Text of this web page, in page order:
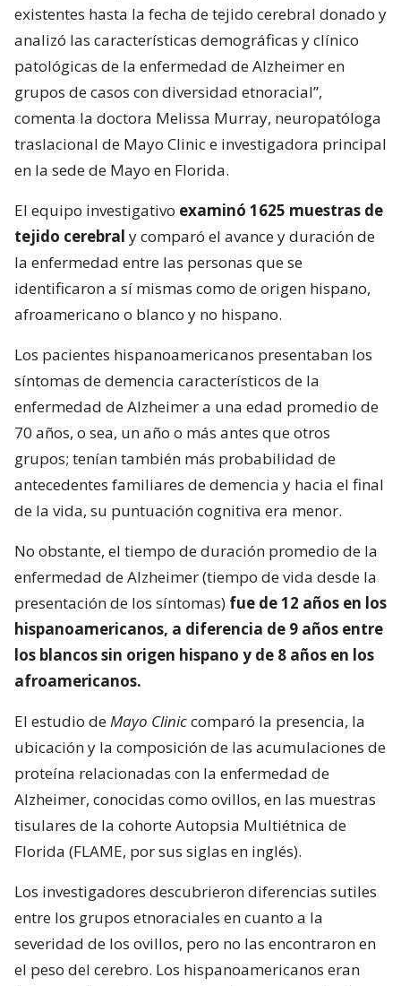
existentes hasta la fecha de tejido cerebral donado y
analizó las características demográficas y clínico
patológicas de la enfermedad de Alzheimer en
grupos de casos con diversidad etnoracial”,
comenta la doctora Melissa Murray, neuropatóloga
traslacional de Mayo Clinic e investigadora principal
en la sede de Mayo en Florida.
El equipo investigativo examinó 1625 muestras de
tejido cerebral y comparó el avance y duración de
la enfermedad entre las personas que se
identificaron a sí mismas como de origen hispano,
afroamericano o blanco y no hispano.
Los pacientes hispanoamericanos presentaban los
síntomas de demencia característicos de la
enfermedad de Alzheimer a una edad promedio de
70 años, o sea, un año o más antes que otros
grupos; tenían también más probabilidad de
antecedentes familiares de demencia y hacia el final
de la vida, su puntuación cognitiva era menor.
No obstante, el tiempo de duración promedio de la
enfermedad de Alzheimer (tiempo de vida desde la
presentación de los síntomas) fue de 12 años en los
hispanoamericanos, a diferencia de 9 años entre
los blancos sin origen hispano y de 8 años en los
afroamericanos.
El estudio deMayo Cliniccomparó la presencia, la
ubicación y la composición de las acumulaciones de
proteína relacionadas con la enfermedad de
Alzheimer, conocidas como ovillos, en las muestras
tisulares de la cohorte Autopsia Multiétnica de
Florida (FLAME, por sus siglas en inglés).
Los investigadores descubrieron diferencias sutiles
entre los grupos etnoraciales en cuanto a la
severidad de los ovillos, pero no las encontraron en
el peso del cerebro. Los hispanoamericanos eran